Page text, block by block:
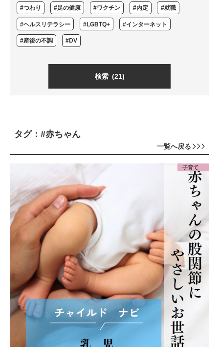
#つわり #足の健康 #ワクチン #内定 #就職
#ヘルスリテラシー #LGBTQ+ #インターネット
#産後の不調 #DV
検索 (21)
タグ：#赤ちゃん
一覧へ戻る
子育て